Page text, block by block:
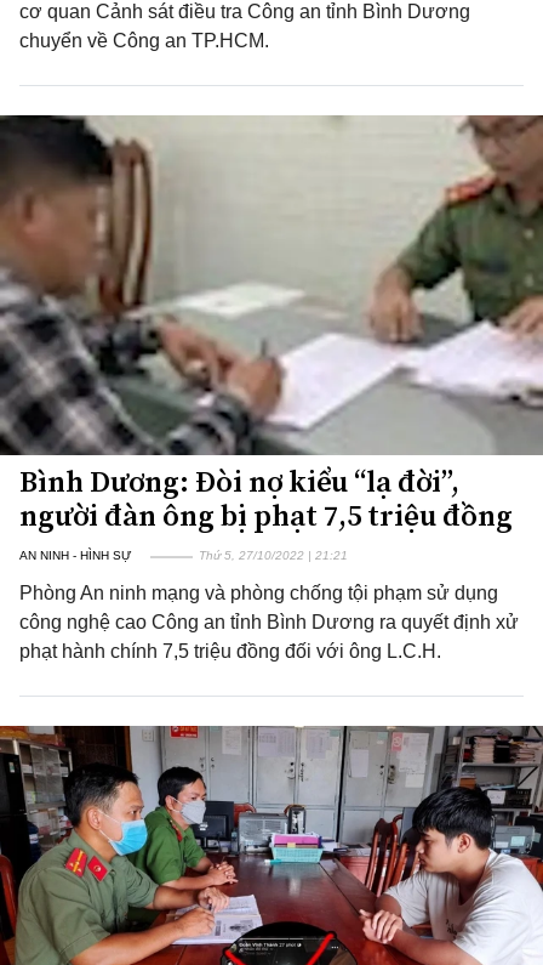
cơ quan Cảnh sát điều tra Công an tỉnh Bình Dương
chuyển về Công an TP.HCM.
Bình Dương: Đòi nợ kiểu “lạ đời”,
người đàn ông bị phạt 7,5 triệu đồng
AN NINH - HÌNH SỰ Thứ 5, 27/10/2022 | 21:21
Phòng An ninh mạng và phòng chống tội phạm sử dụng
công nghệ cao Công an tỉnh Bình Dương ra quyết định xử
phạt hành chính 7,5 triệu đồng đối với ông L.C.H.